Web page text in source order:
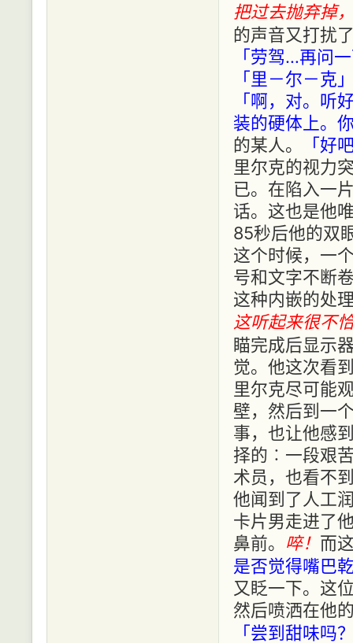
把过去抛弃掉
的声音又打扰
「劳驾…再问
「里－尔－克
「啊，对。听
装的硬体上。
的某人。
「好
里尔克的视力
已。在陷入一
话。这也是他
85秒后他的双
这个时候，一
号和文字不断
这种内嵌的处
这听起来很不
瞄完成后显示
觉。他这次看
里尔克尽可能
壁，然后到一
事，也让他感
择的︰一段艰
术员，也看不
他闻到了人工
卡片男走进了
鼻前。 啐！ 而
是否觉得嘴巴
又眨一下。这
然后喷洒在他
「尝到甜味吗